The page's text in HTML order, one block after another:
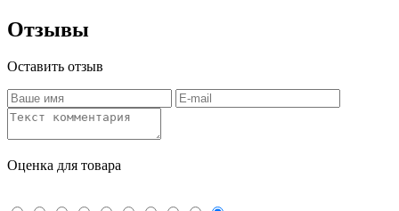
Отзывы
Оставить отзыв
Оценка для товара